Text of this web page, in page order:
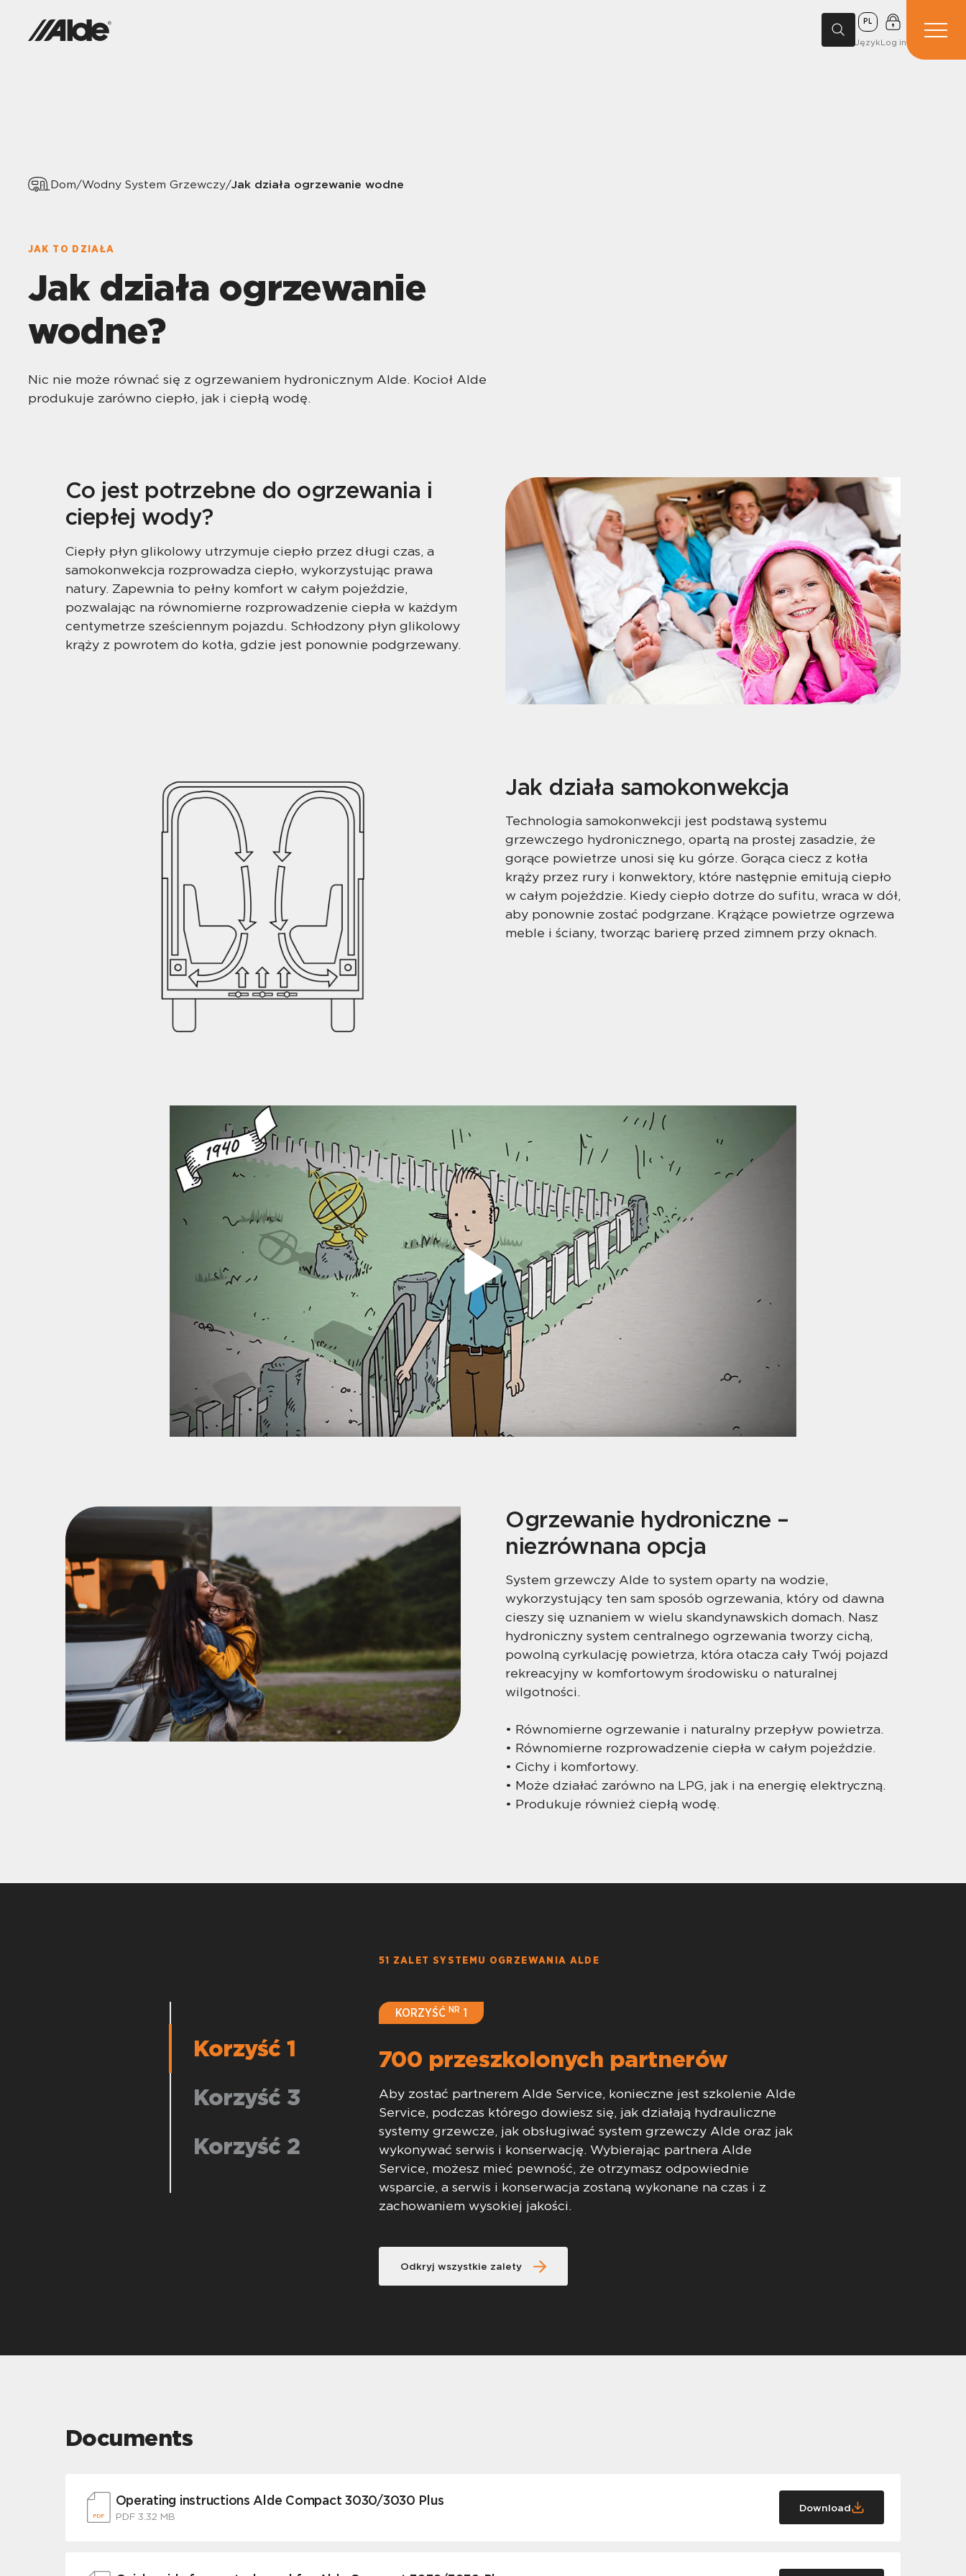
PL
JęzykLog in
Dom/Wodny System Grzewczy/Jak działa ogrzewanie wodne
JAK TO DZIAŁA
Jak działa ogrzewanie
wodne?
Nic nie może równać się z ogrzewaniem hydronicznym Alde. Kocioł Alde
produkuje zarówno ciepło, jak i ciepłą wodę.
Co jest potrzebne do ogrzewania i
ciepłej wody?
Ciepły płyn glikolowy utrzymuje ciepło przez długi czas, a
samokonwekcja rozprowadza ciepło, wykorzystując prawa
natury. Zapewnia to pełny komfort w całym pojeździe,
pozwalając na równomierne rozprowadzenie ciepła w każdym
centymetrze sześciennym pojazdu. Schłodzony płyn glikolowy
krąży z powrotem do kotła, gdzie jest ponownie podgrzewany.
Jak działa samokonwekcja
Technologia samokonwekcji jest podstawą systemu
grzewczego hydronicznego, opartą na prostej zasadzie, że
gorące powietrze unosi się ku górze. Gorąca ciecz z kotła
krąży przez rury i konwektory, które następnie emitują ciepło
w całym pojeździe. Kiedy ciepło dotrze do sufitu, wraca w dół,
aby ponownie zostać podgrzane. Krążące powietrze ogrzewa
meble i ściany, tworząc barierę przed zimnem przy oknach.
Ogrzewanie hydroniczne –
niezrównana opcja
System grzewczy Alde to system oparty na wodzie,
wykorzystujący ten sam sposób ogrzewania, który od dawna
cieszy się uznaniem w wielu skandynawskich domach. Nasz
hydroniczny system centralnego ogrzewania tworzy cichą,
powolną cyrkulację powietrza, która otacza cały Twój pojazd
rekreacyjny w komfortowym środowisku o naturalnej
wilgotności.
• Równomierne ogrzewanie i naturalny przepływ powietrza.
• Równomierne rozprowadzenie ciepła w całym pojeździe.
• Cichy i komfortowy.
• Może działać zarówno na LPG, jak i na energię elektryczną.
• Produkuje również ciepłą wodę.
51 ZALET SYSTEMU OGRZEWANIA ALDE
Korzyść 1
Korzyść 3
Korzyść 2
KORZYŚĆ NR 1
700 przeszkolonych partnerów
Aby zostać partnerem Alde Service, konieczne jest szkolenie Alde
Service, podczas którego dowiesz się, jak działają hydrauliczne
systemy grzewcze, jak obsługiwać system grzewczy Alde oraz jak
wykonywać serwis i konserwację. Wybierając partnera Alde
Service, możesz mieć pewność, że otrzymasz odpowiednie
wsparcie, a serwis i konserwacja zostaną wykonane na czas i z
zachowaniem wysokiej jakości.
Odkryj wszystkie zalety
Documents
PDF
Operating instructions Alde Compact 3030/3030 Plus
PDF 3.32 MB
Download